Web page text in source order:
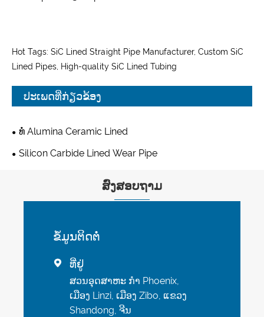
Hot Tags: SiC Lined Straight Pipe Manufacturer, Custom SiC
Lined Pipes, High-quality SiC Lined Tubing
ປະເພດທີ່ກ່ຽວຂ້ອງ
ທໍ່ Alumina Ceramic Lined
Silicon Carbide Lined Wear Pipe
ສົ່ງສອບຖາມ
ຂໍ້​ມູນ​ຕິດ​ຕໍ່
 ທີ່ຢູ່
ສວນອຸດສາຫະ ກຳ Phoenix,
ເມືອງ Linzi, ເມືອງ Zibo, ແຂວງ
Shandong, ຈີນ